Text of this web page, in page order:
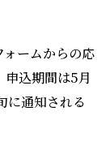
ームからの応
込期間は5月
に通知される